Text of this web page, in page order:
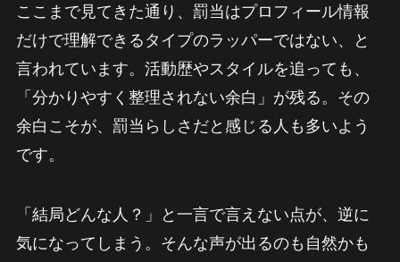
ここまで見てきた通り、罰当はプロフィール情報
だけで理解できるタイプのラッパーではない、と
言われています。活動歴やスタイルを追っても、
「分かりやすく整理されない余白」が残る。その
余白こそが、罰当らしさだと感じる人も多いよう
です。
「結局どんな人？」と一言で言えない点が、逆に
気になってしまう。そんな声が出るのも自然かも